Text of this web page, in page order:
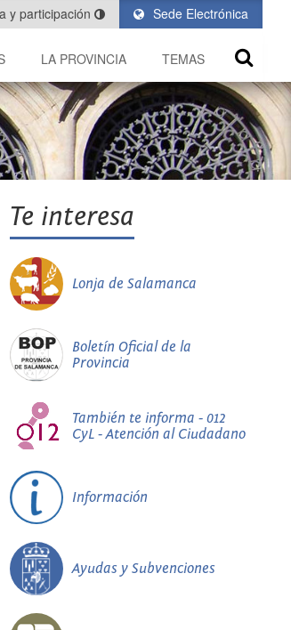
Sede Electrónica
y participación
LA PROVINCIA TEMAS
Te interesa
Lonja de Salamanca
Boletín Oficial de la
Provincia
También te informa - 012
CyL - Atención al Ciudadano
Información
Ayudas y Subvenciones